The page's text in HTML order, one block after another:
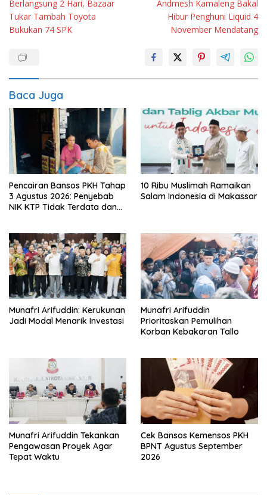
pos
Berlangsung 2 Hari, Bazaar
Tukar Tambah Toyota
Bukukan 74 SPK
Andmesh Kamaleng Bakal
Hibur Penghuni Liquid 4
November Mendatang
Baca Juga
Pencairan Bansos PKH Tahap
3 Agustus 2026: Penyebab
NIK KTP Tidak Terdata dan
10 Ribu Muslimah Ramaikan
Salam Indonesia di Makassar
Munafri Arifuddin: Kerukunan
Jadi Modal Menarik Investasi
Munafri Arifuddin
Prioritaskan Pemulihan
Korban Kebakaran Tallo
Munafri Arifuddin Tekankan
Pengawasan Proyek Agar
Tepat Waktu
Cek Bansos Kemensos PKH
BPNT Agustus September
2026